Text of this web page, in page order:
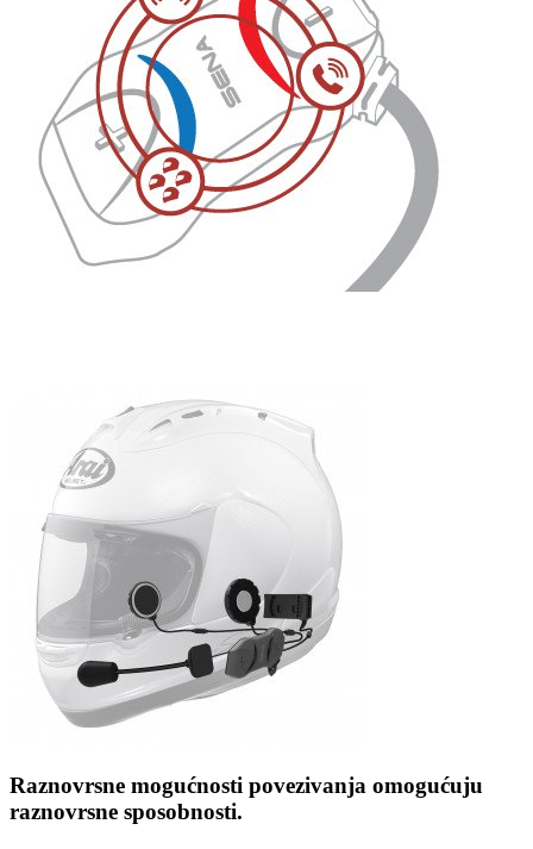
Raznovrsne mogućnosti povezivanja omogućuju
raznovrsne sposobnosti.